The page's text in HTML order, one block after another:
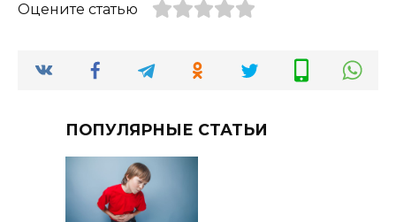
Оцените статью
ПОПУЛЯРНЫЕ СТАТЬИ